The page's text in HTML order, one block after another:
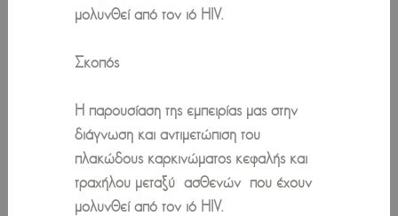
μολυνθεί από τον ιό HIV.
Σκοπός
Η παρουσίαση της εμπειρίας μας στην
διάγνωση και αντιμετώπιση του
πλακώδους καρκινώματος κεφαλής και
τραχήλου μεταξύ ασθενών που έχουν
μολυνθεί από τον ιό HIV.